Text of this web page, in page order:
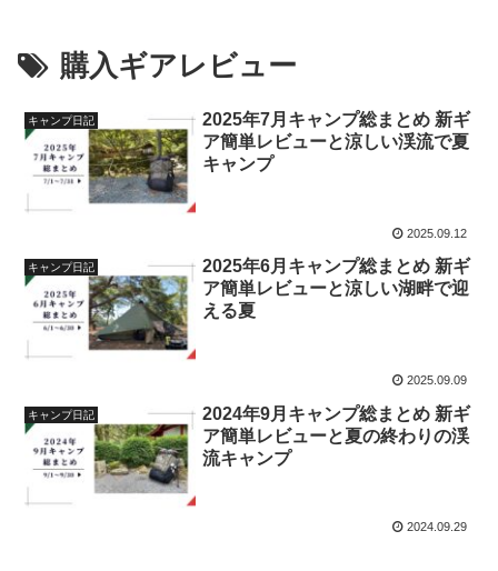
購入ギアレビュー
キャンプ日記
2025年7月キャンプ総まとめ 新ギ
ア簡単レビューと涼しい渓流で夏
キャンプ
2025.09.12
キャンプ日記
2025年6月キャンプ総まとめ 新ギ
ア簡単レビューと涼しい湖畔で迎
える夏
2025.09.09
キャンプ日記
2024年9月キャンプ総まとめ 新ギ
ア簡単レビューと夏の終わりの渓
流キャンプ
2024.09.29